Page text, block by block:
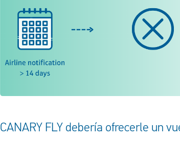
CANARY FLY debería ofrecerle un